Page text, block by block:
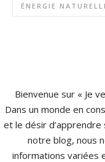
ÉNERGIE
Bienvenue sur « Je
Dans un monde en
et le désir
notre blog, nous
informations variées